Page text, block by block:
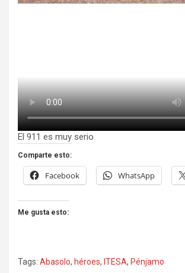
El 911 es muy serio
Comparte esto:
Facebook WhatsApp
Me gusta esto:
Tags: Abasolo, héroes, ITESA, Pénjamo